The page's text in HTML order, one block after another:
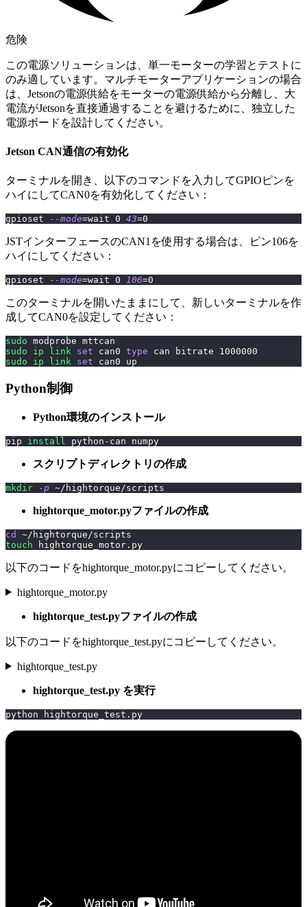
危険
この電源ソリューションは、単一モーターの学習とテストに
のみ適しています。マルチモーターアプリケーションの場合
は、Jetsonの電源供給をモーターの電源供給から分離し、大
電流がJetsonを直接通過することを避けるために、独立した
電源ボードを設計してください。
Jetson CAN通信の有効化
ターミナルを開き、以下のコマンドを入力してGPIOピンを
ハイにしてCAN0を有効化してください：
gpioset --mode=wait 0 43=0
JSTインターフェースのCAN1を使用する場合は、ピン106を
ハイにしてください：
gpioset --mode=wait 0 106=0
このターミナルを開いたままにして、新しいターミナルを作
成してCAN0を設定してください：
sudo modprobe mttcan
sudo
ip link set can0 type can bitrate 1000000
sudo
ip link set can0 up
Python制御
Python環境のインストール
pip install python-can numpy
スクリプトディレクトリの作成
mkdir -p ~/hightorque/scripts
hightorque_motor.pyファイルの作成
cd
~/hightorque/scripts
touch hightorque_motor.py
以下のコードをhightorque_motor.pyにコピーしてください。
hightorque_motor.py
hightorque_test.pyファイルの作成
以下のコードをhightorque_test.pyにコピーしてください。
hightorque_test.py
hightorque_test.py を実行
python hightorque_test.py